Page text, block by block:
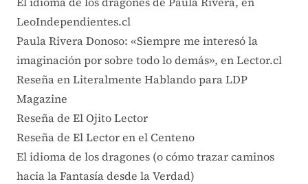
LeoIndependientes.cl
Paula Rivera Donoso: «Siempre me interesó la
imaginación por sobre todo lo demás», en Lector.cl
Reseña en Literalmente Hablando para LDP
Magazine
Reseña de El Ojito Lector
Reseña de El Lector en el Centeno
El idioma de los dragones (o cómo trazar caminos
hacia la Fantasía desde la Verdad)